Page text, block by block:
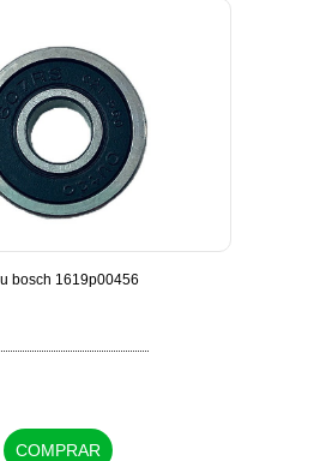
bosch 1619p00456
COMPRAR